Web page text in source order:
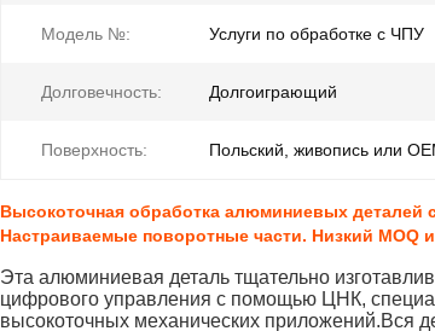
Модель №: Услуги по обработке с ЧПУ
Долговечность: Долгоиграющий
Поверхность: Польский, живопись или
Высокоточная обработка алюминиевых
Настраиваемые поворотные части. Низкий MOQ
Эта алюминиевая деталь тщательно
цифрового управления с помощью ЦНК,
высокоточных механических приложений.Вся